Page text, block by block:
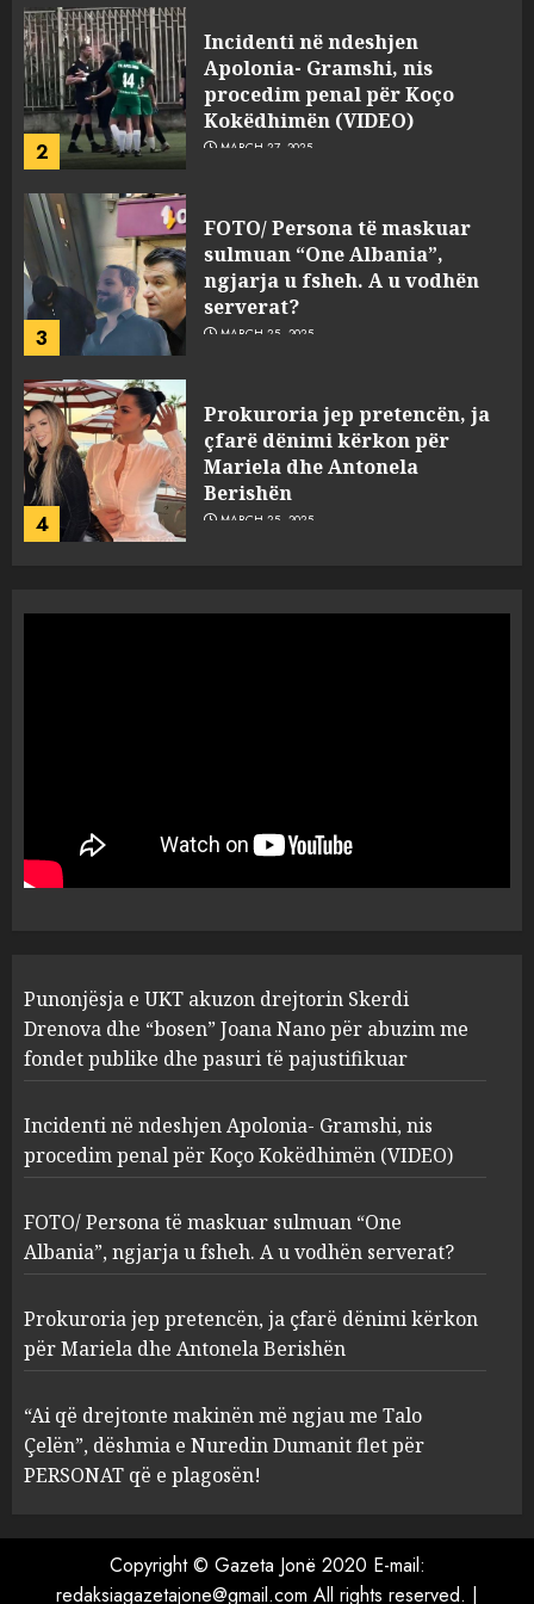
2
Incidenti në ndeshjen
Apolonia- Gramshi, nis
procedim penal për Koço
Kokëdhimën (VIDEO)
MARCH 27, 2025
3
FOTO/ Persona të maskuar
sulmuan “One Albania”,
ngjarja u fsheh. A u vodhën
serverat?
MARCH 25, 2025
4
Prokuroria jep pretencën, ja
çfarë dënimi kërkon për
Mariela dhe Antonela
Berishën
MARCH 25, 2025
1
“bosen” Joana Nano për
abuzim me fondet publike dhe
pasuri të pajustifikuar
2
Apolonia- Gramshi, nis
procedim penal për Koço
Kokëdhimën (VIDEO)
MARCH 27, 2025
3
FOTO/ Persona të maskuar
sulmuan “One Albania”,
ngjarja u fsheh. A u vodhën
serverat?
MARCH 25, 2025
4
Prokuroria jep pretencën, ja
çfarë dënimi kërkon për
Berishën
MARCH 25, 2025
ngjau me Talo Çelën”,
dëshmia e Nuredin Dumanit
Punonjësja e UKT akuzon drejtorin Skerdi
Drenova dhe “bosen” Joana Nano për abuzim me
fondet publike dhe pasuri të pajustifikuar
Incidenti në ndeshjen Apolonia- Gramshi, nis
procedim penal për Koço Kokëdhimën (VIDEO)
FOTO/ Persona të maskuar sulmuan “One
Albania”, ngjarja u fsheh. A u vodhën serverat?
Prokuroria jep pretencën, ja çfarë dënimi kërkon
për Mariela dhe Antonela Berishën
“Ai që drejtonte makinën më ngjau me Talo
Çelën”, dëshmia e Nuredin Dumanit flet për
PERSONAT që e plagosën!
Copyright © Gazeta Jonë 2020 E-mail:
redaksiagazetajone@gmail.com All rights reserved. |